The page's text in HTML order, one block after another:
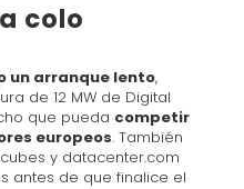
colo
un arranque lento,
de 12 MW de Digital
que pueda competir
europeos. También
y datacenter.com
antes de que finalice el